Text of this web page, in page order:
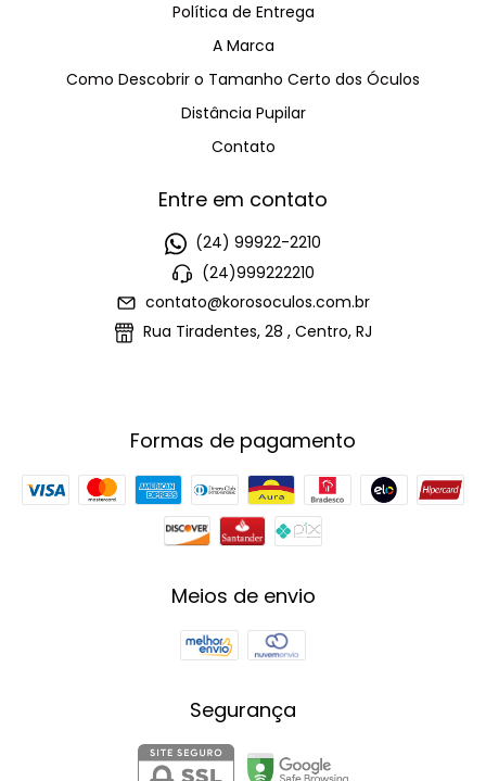
Política de Entrega
A Marca
Como Descobrir o Tamanho Certo dos Óculos
Distância Pupilar
Contato
Entre em contato
(24) 99922-2210
(24)999222210
contato@korosoculos.com.br
Rua Tiradentes, 28 , Centro, RJ
Formas de pagamento
Meios de envio
Segurança